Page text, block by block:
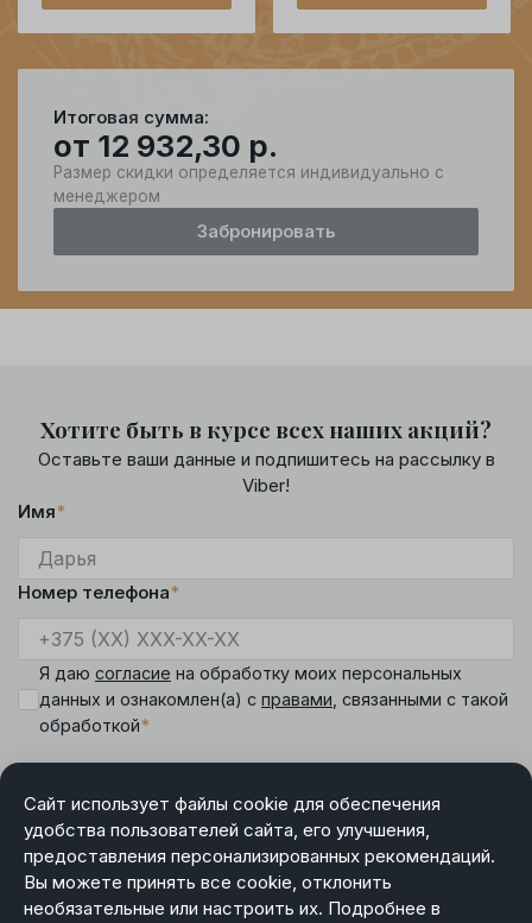
Итоговая сумма:
от 12 932,30 р.
Размер скидки определяется индивидуально с
менеджером
Забронировать
Сайт использует файлы cookie для обеспечения
удобства пользователей сайта, его улучшения,
предоставления персонализированных рекомендаций.
Вы можете принять все cookie, отклонить
необязательные или настроить их. Подробнее в
Хотите быть в курсе всех наших акций?
Оставьте ваши данные и подпишитесь на рассылку в
Viber!
Имя*
Номер телефона*
Я даю согласие на обработку моих персональных
данных и ознакомлен(а) с правами , связанными с такой
обработкой*
DIAMANTE
Режим работы менеджера интернет-магазина:
пн-чт 9.00-18.00, пт 9.00-17.00, сб-вс выходной.